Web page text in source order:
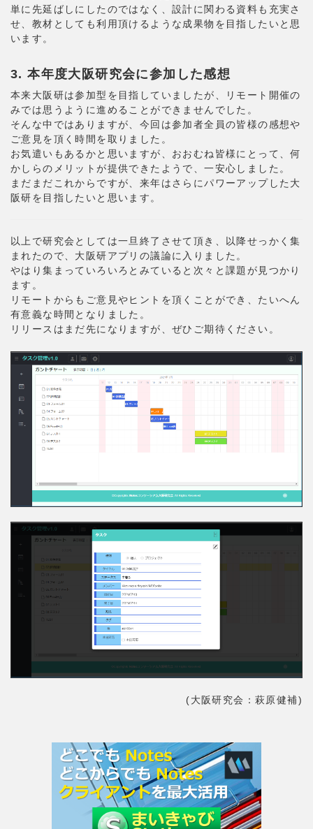
単に先延ばしにしたのではなく、設計に関わる資料も充実さ
せ、教材としても利用頂けるような成果物を目指したいと思
います。
3. 本年度大阪研究会に参加した感想
本来大阪研は参加型を目指していましたが、リモート開催の
みでは思うように進めることができませんでした。
そんな中ではありますが、今回は参加者全員の皆様の感想や
ご意見を頂く時間を取りました。
お気遣いもあるかと思いますが、おおむね皆様にとって、何
かしらのメリットが提供できたようで、一安心しました。
まだまだこれからですが、来年はさらにパワーアップした大
阪研を目指したいと思います。
以上で研究会としては一旦終了させて頂き、以降せっかく集
まれたので、大阪研アプリの議論に入りました。
やはり集まっていろいろとみていると次々と課題が見つかり
ます。
リモートからもご意見やヒントを頂くことができ、たいへん
有意義な時間となりました。
リリースはまだ先になりますが、ぜひご期待ください。
(大阪研究会：萩原健補)